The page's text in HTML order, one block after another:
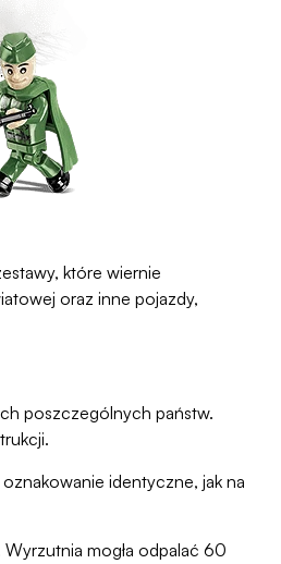
które wiernie
oraz inne pojazdy,
poszczególnych państw.
identyczne, jak na
mogła odpalać 60